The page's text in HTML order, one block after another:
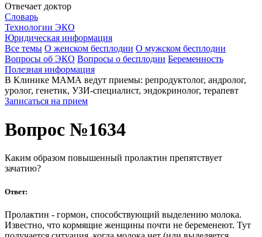
Отвечает доктор
Словарь
Технологии ЭКО
Юридическая информация
Все темы О женском бесплодии О мужском бесплодии
Вопросы об ЭКО Вопросы о бесплодии Беременность
Полезная информация
В Клинике МАМА ведут приемы: репродуктолог, андролог,
уролог, генетик, УЗИ-специалист, эндокринолог, терапевт
Записаться на прием
Вопрос №1634
Каким образом повышенный пролактин препятствует
зачатию?
Ответ:
Пролактин - гормон, способствующий выделению молока.
Известно, что кормящие женщины почти не беременеют. Тут